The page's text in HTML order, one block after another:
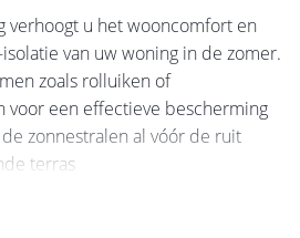
verhoogt u het wooncomfort en
van uw woning in de zomer.
zoals rolluiken of
voor een effectieve bescherming
zonnestralen al vóór de ruit
terras